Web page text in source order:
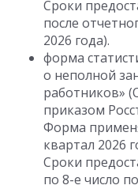
Сроки
после
2026 года).
форма
о неполной
работников»
приказом
Форма
квартал 2026
Сроки
по 8-е число